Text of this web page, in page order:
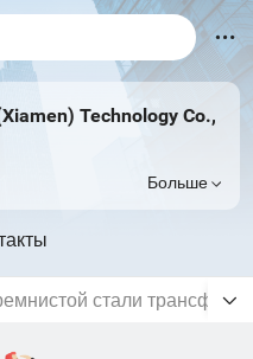
Technology Co.,
Больше
стали